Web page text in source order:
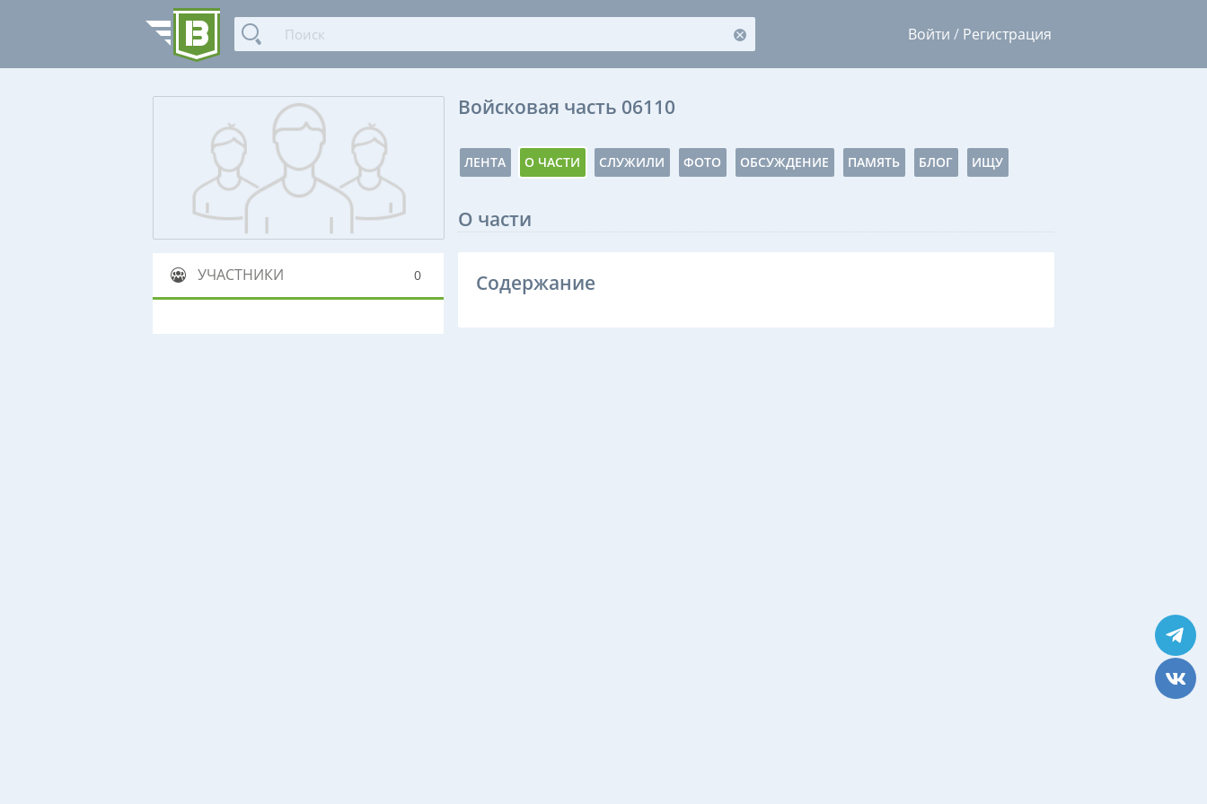
Войти / Регистрация
УЧАСТНИКИ 0
Войсковая часть 06110
ЛЕНТА О ЧАСТИ СЛУЖИЛИ ФОТО ОБСУЖДЕНИЕ ПАМЯТЬ БЛОГ ИЩУ
О части
Содержание